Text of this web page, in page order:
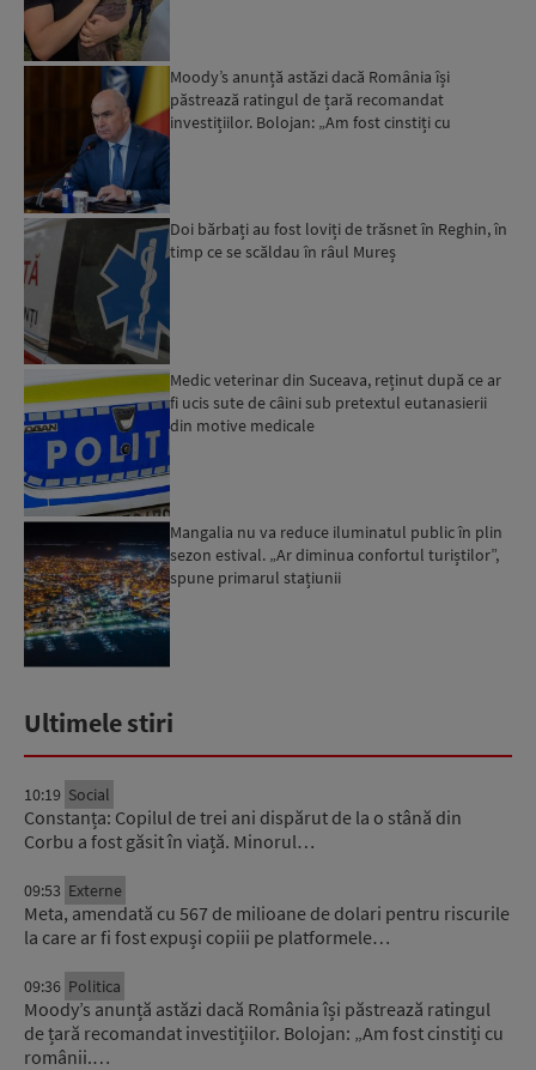
Moody’s anunță astăzi dacă România își
păstrează ratingul de țară recomandat
investițiilor. Bolojan: „Am fost cinstiți cu
Doi bărbați au fost loviți de trăsnet în Reghin, în
timp ce se scăldau în râul Mureș
Medic veterinar din Suceava, reținut după ce ar
fi ucis sute de câini sub pretextul eutanasierii
din motive medicale
Mangalia nu va reduce iluminatul public în plin
sezon estival. „Ar diminua confortul turiștilor”,
spune primarul stațiunii
Ultimele stiri
10:19 Social
Constanța: Copilul de trei ani dispărut de la o stână din
Corbu a fost găsit în viață. Minorul…
09:53 Externe
Meta, amendată cu 567 de milioane de dolari pentru riscurile
la care ar fi fost expuși copiii pe platformele…
09:36 Politica
Moody’s anunță astăzi dacă România își păstrează ratingul
de țară recomandat investițiilor. Bolojan: „Am fost cinstiți cu
românii.…